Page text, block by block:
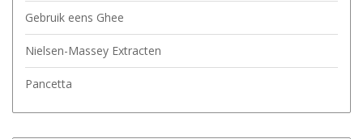
Gebruik eens Ghee
Nielsen-Massey Extracten
Pancetta